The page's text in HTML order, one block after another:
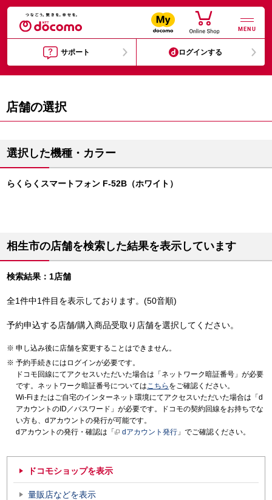
MENU
サポート ログインする
店舗の選択
選択した機種・カラー
らくらくスマートフォン F-52B（ホワイト）
相生市の店舗を検索した結果を表示しています
検索結果：1店舗
全1件中1件目を表示しております。(50音順)
予約申込する店舗/購入商品受取り店舗を選択してください。
申し込み後に店舗を変更することはできません。
予約手続きにはログインが必要です。
ドコモ回線にてアクセスいただいた場合は「ネットワーク暗証番号」が必要
です。ネットワーク暗証番号についてはこちら をご確認ください。
Wi-Fiまたはご自宅のインターネット環境にてアクセスいただいた場合は「d
アカウントのID／パスワード」が必要です。ドコモの契約回線をお持ちでな
い方も、dアカウントの発行が可能です。
dアカウントの発行・確認は「
dアカウント発行 」でご確認ください。
ドコモショップを表示
量販店などを表示